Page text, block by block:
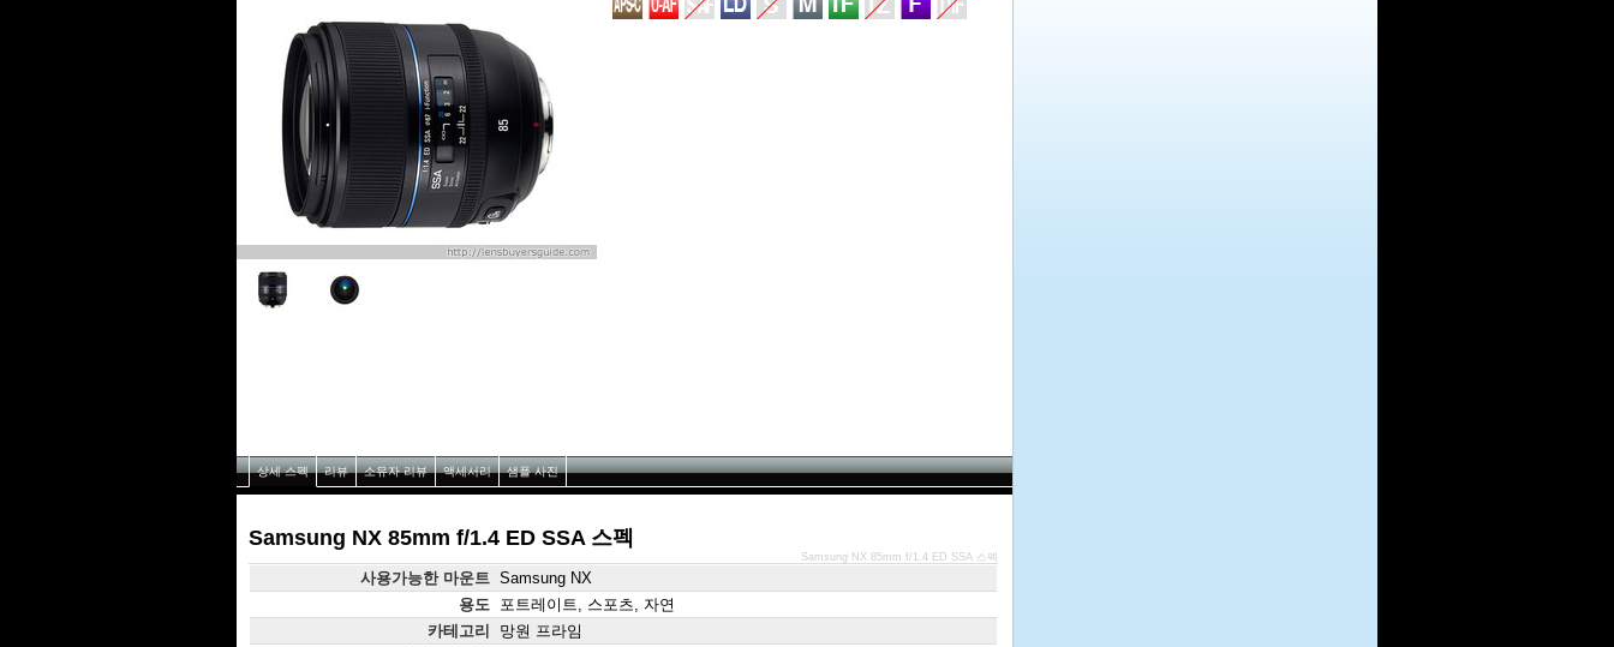
상세 스펙 리뷰 소유자 리뷰 액세서리 샘플 사진
Samsung NX 85mm f/1.4 ED SSA 스펙
사용가능한 마운트 Samsung NX
용도 포트레이트, 스포츠, 자연
카테고리
망원 프라임
Samsung NX 85mm f/1.4 ED SSA 스펙